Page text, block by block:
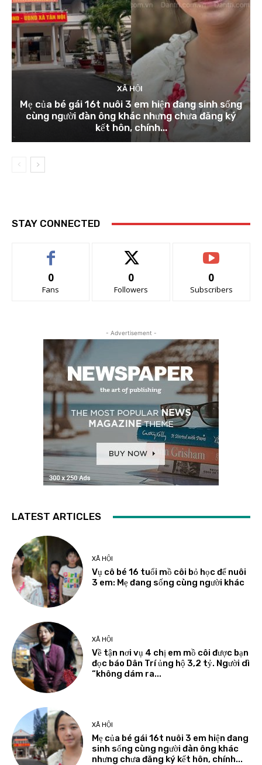
XÃ HỘI
Mẹ của bé gái 16t nuôi 3 em hiện đang sinh sống
cùng người đàn ông khác nhưng chưa đăng ký
kết hôn, chính...
STAY CONNECTED
0
Fans
0
Followers
0
Subscribers
- Advertisement -
LATEST ARTICLES
XÃ HỘI
Vụ cô bé 16 tuổi mồ côi bỏ học để nuôi
3 em: Mẹ đang sống cùng người khác
XÃ HỘI
Về tận nơi vụ 4 chị em mồ côi được bạn
đọc báo Dân Trí ủng hộ 3,2 tỷ. Người dì
“không dám ra...
XÃ HỘI
Mẹ của bé gái 16t nuôi 3 em hiện đang
sinh sống cùng người đàn ông khác
nhưng chưa đăng ký kết hôn, chính...